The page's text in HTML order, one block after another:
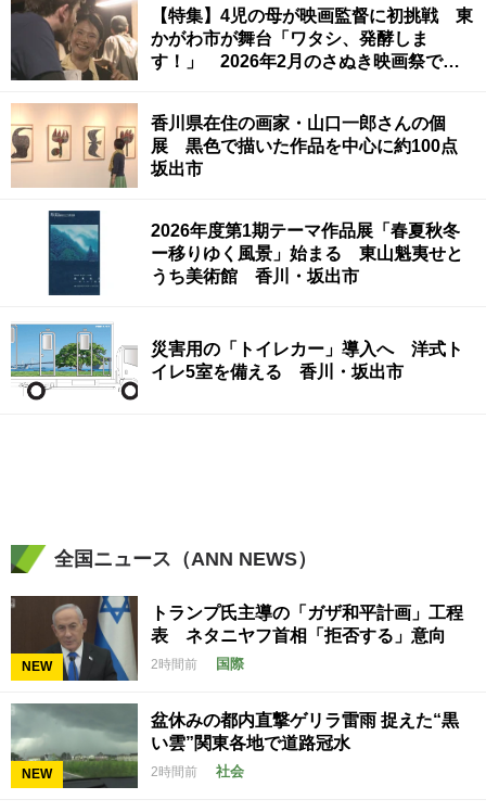
【特集】4児の母が映画監督に初挑戦 東
かがわ市が舞台「ワタシ、発酵しま
す！」 2026年2月のさぬき映画祭で上
香川県在住の画家・山口一郎さんの個
展 黒色で描いた作品を中心に約100点
坂出市
2026年度第1期テーマ作品展「春夏秋冬
ー移りゆく風景」始まる 東山魁夷せと
うち美術館 香川・坂出市
災害用の「トイレカー」導入へ 洋式ト
イレ5室を備える 香川・坂出市
全国ニュース（ANN NEWS）
NEW
トランプ氏主導の「ガザ和平計画」工程
表 ネタニヤフ首相「拒否する」意向
2時間前 国際
NEW
盆休みの都内直撃ゲリラ雷雨 捉えた“黒
い雲”関東各地で道路冠水
2時間前 社会